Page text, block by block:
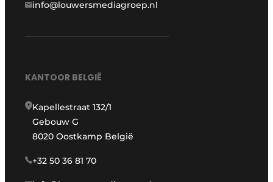
info@louwersmediagroep.nl
KANTOOR BELGIË
Kapellestraat 132/1
Gebouw G
8020 Oostkamp België
+32 50 36 81 70